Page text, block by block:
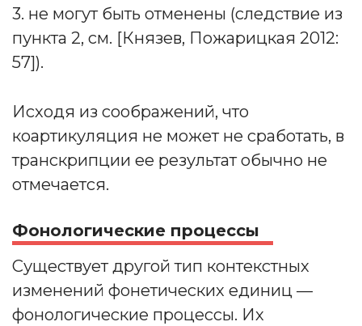
3. не могут быть отменены (следствие из
пункта 2, см. [Князев, Пожарицкая 2012:
57]).
Исходя из соображений, что
коартикуляция не может не сработать, в
транскрипции ее результат обычно не
отмечается.
Фонологические процессы
Существует другой тип контекстных
изменений фонетических единиц —
фонологические процессы. Их